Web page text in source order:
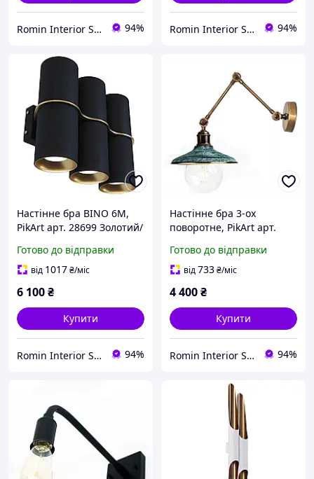
Romin Interior Store 94% Romin Interior Store 94%
Настінне бра BINO 6M,
PikArt арт. 28699 Золотий/
Готово до відправки
від 1017₴/міс
6 100₴
Купити
Romin Interior Store 94%
Настінне бра 3-ох
поворотне, PikArt арт.
Готово до відправки
від733₴/міс
4 400₴
Купити
Romin Interior Store 94%